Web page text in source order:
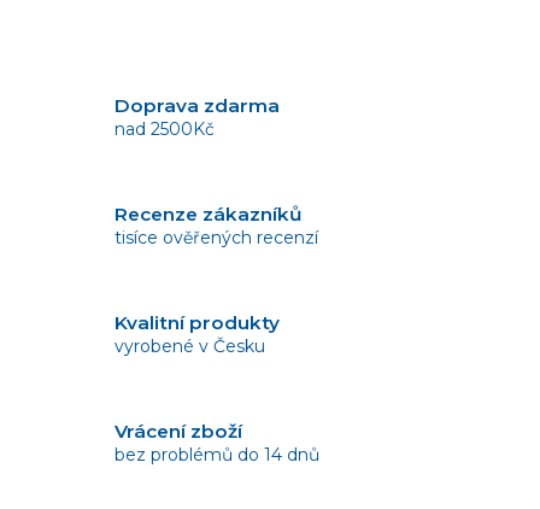
Doprava zdarma
nad 2500Kč
Recenze zákazníků
tisíce ověřených recenzí
Kvalitní produkty
vyrobené v Česku
Vrácení zboží
bez problémů do 14 dnů